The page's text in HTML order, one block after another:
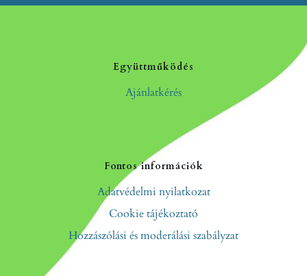
Együttműködés
Ajánlatkérés
Fontos információk
Adatvédelmi nyilatkozat
Cookie tájékoztató
Hozzászólási és moderálási szabályzat